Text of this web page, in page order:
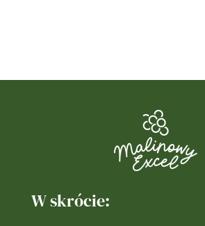
W skrócie: